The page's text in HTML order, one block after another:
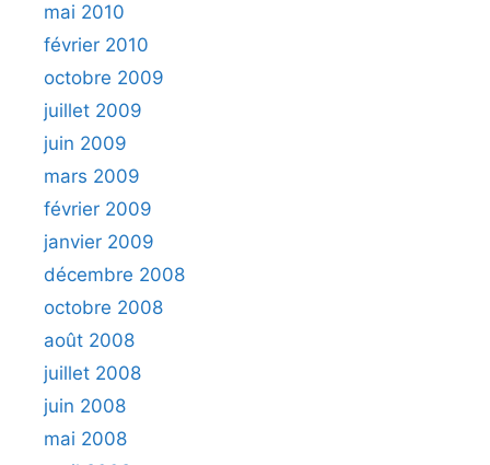
mai 2010
février 2010
octobre 2009
juillet 2009
juin 2009
mars 2009
février 2009
janvier 2009
décembre 2008
octobre 2008
août 2008
juillet 2008
juin 2008
mai 2008